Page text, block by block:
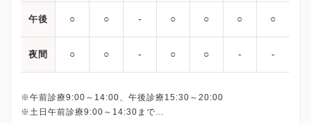
午後 ○ ○ ‐ ○ ○ ○ ○
夜間 ○ ○ ‐ ○ ○ ‐ ‐
※午前診療9:00～14:00、午後診療15:30～20:00
※土日午前診療9:00～14:30まで